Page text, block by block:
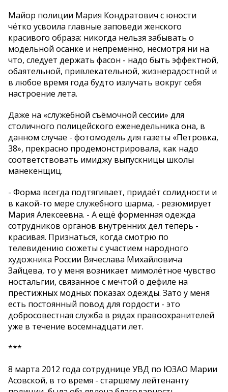
Майор полиции Мария Кондратович с юности
чётко усвоила главные заповеди женского
красивого образа: никогда нельзя забывать о
модельной осанке и непременно, несмотря ни на
что, следует держать фасон - надо быть эффектной,
обаятельной, привлекательной, жизнерадостной и
в любое время года будто излучать вокруг себя
настроение лета.
Даже на «служебной съёмочной сессии» для
столичного полицейского еженедельника она, в
данном случае - фотомодель для газеты «Петровка,
38», прекрасно продемонстрировала, как надо
соответствовать имиджу выпускницы школы
манекенщиц.
- Форма всегда подтягивает, придаёт солидности и
в какой-то мере служебного шарма, - резюмирует
Мария Алексеевна. - А ещё форменная одежда
сотрудников органов внутренних дел теперь -
красивая. Признаться, когда смотрю по
телевидению сюжеты с участием народного
художника России Вячеслава Михайловича
Зайцева, то у меня возникает мимолётное чувство
ностальгии, связанное с мечтой о дефиле на
престижных модных показах одежды. Зато у меня
есть постоянный повод для гордости - это
добросовестная служба в рядах правоохранителей
уже в течение восемнадцати лет.
***
8 марта 2012 года сотруднице УВД по ЮЗАО Марии
Асовской, в то время - старшему лейтенанту